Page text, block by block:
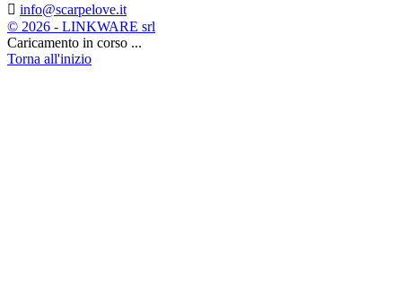
 info@scarpelove.it
© 2026 - LINKWARE srl
Caricamento in corso ...
Torna all'inizio